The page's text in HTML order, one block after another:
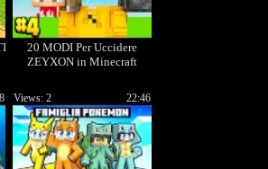
20 MODI Per Uccidere
ZEYXON in Minecraft
22:46
Views: 2